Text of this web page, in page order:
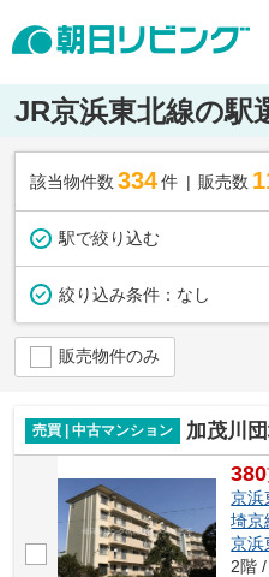
JR京浜東北線の駅
該当物件数 334件 販売数
駅で絞り込む
絞り込み条件： なし
販売物件のみ
売買 | 中古マンション 加茂川
380
京浜
埼京
京浜
2階